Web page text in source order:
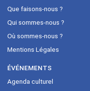
Que faisons-nous ?
Qui sommes-nous ?
Où sommes-nous ?
Mentions Légales
ÉVÉNEMENTS
Agenda culturel